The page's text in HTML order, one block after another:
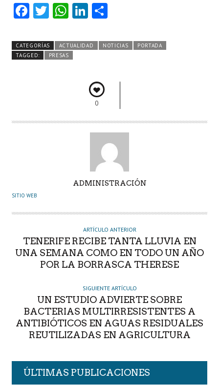
Fa
b
o
T
itt
er
W
ts
A
Li
e m
CATEGORÍAS ACTUALIDAD NOTICIAS
PORTADA
TAGGED:
PRESAS
0
U
O
ADMINISTRACIÓN
SITIO WEB
ARTÍCULO ANTERIOR
TENERIFE RECIBE TANTA LLUVIA EN
UNA SEMANA COMO EN TODO UN AÑO
POR LA BORRASCA THERESE
SIGUIENTE ARTÍCULO
UN ESTUDIO ADVIERTE SOBRE
BACTERIAS MULTIRRESISTENTES A
ANTIBIÓTICOS EN AGUAS RESIDUALES
REUTILIZADAS EN AGRICULTURA
ÚLTIMAS PUBLICACIONES